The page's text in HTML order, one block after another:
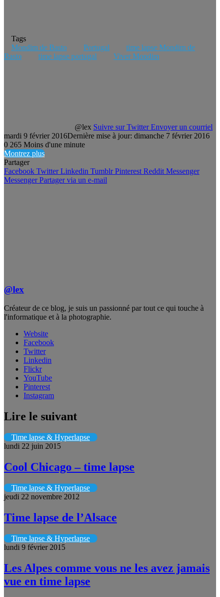
Tags
Mondim de Basto
Portugal
time lapse Mondim de
Basto
time lapse portugal Viver Mondim
@lex Suivre sur Twitter Envoyer un courriel
mardi 9 février 2016Dernière mise à jour: dimanche 7 février 2016
0 265 Moins d'une minute
Montrez plus
Partager
Facebook Twitter Linkedin Tumblr Pinterest Reddit Messenger
Messenger Partager via un e-mail
@lex
Créateur de ce blog, je suis un passionné par tout ce qui touche à
l'informatique et à la photographie.
Website
Facebook
Twitter
Linkedin
Flickr
YouTube
Pinterest
Instagram
Lire le suivant
Time lapse & Hyperlapse
lundi 22 juin 2015
Cool Chicago – time lapse
Time lapse & Hyperlapse
jeudi 22 novembre 2012
Time lapse de l’Alsace
Time lapse & Hyperlapse
lundi 9 février 2015
Les Alpes comme vous ne les avez jamais
vue en time lapse